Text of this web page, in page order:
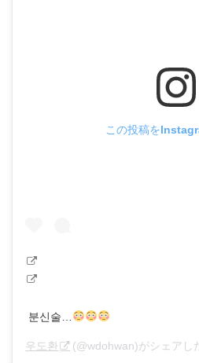
この投稿を
분신술…
우도환 (@wdohwan)がシェアし